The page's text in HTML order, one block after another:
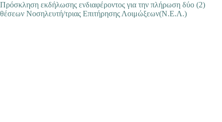
Πρόσκληση εκδήλωσης ενδιαφέροντος για την πλήρωση δύο (2)
θέσεων Νοσηλευτή/τριας Επιτήρησης Λοιμώξεων(Ν.Ε.Λ.)